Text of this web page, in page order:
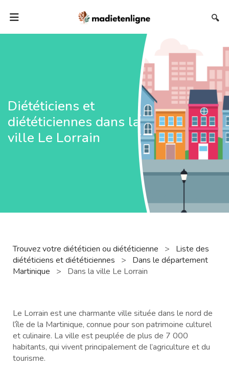
🔍
Diététiciens et
diététiciennes dans la
ville Le Lorrain
Trouvez votre diététicien ou diététicienne >
Liste des
diététiciens et diététiciennes
>
Dans le département
Martinique
> Dans la ville Le Lorrain
Le Lorrain est une charmante ville située dans le nord de
l’île de la Martinique, connue pour son patrimoine culturel
et culinaire. La ville est peuplée de plus de 7 000
habitants, qui vivent principalement de l’agriculture et du
tourisme.